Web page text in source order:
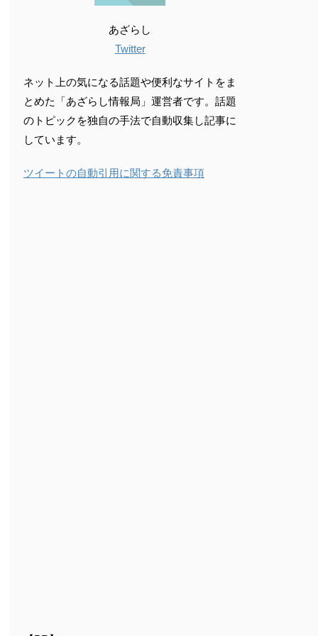
あざらし
Twitter
ネット上の気になる話題や便利なサイトをま
とめた「あざらし情報局」運営者です。話題
のトピックを独自の手法で自動収集し記事に
しています。
ツイートの自動引用に関する免責事項